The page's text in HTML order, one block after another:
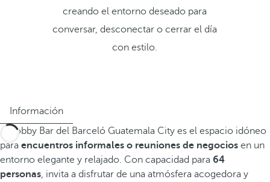
creando el entorno deseado para
conversar, desconectar o cerrar el día
con estilo.
Información
El Lobby Bar del Barceló Guatemala City es el espacio idóneo
para encuentros informales o reuniones de negocios en un
entorno elegante y relajado. Con capacidad para 64
personas, invita a disfrutar de una atmósfera acogedora y